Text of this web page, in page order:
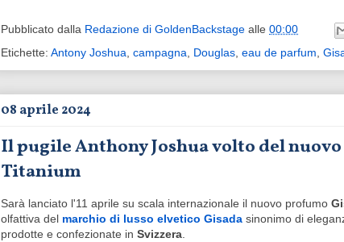
Pubblicato dalla Redazione di GoldenBackstage alle 00:00
Etichette: Antony Joshua, campagna, Douglas, eau de parfum,
08 aprile 2024
Il pugile Anthony Joshua volto del
Titanium
Sarà lanciato l'11 aprile su scala internazionale il nuovo profumo
olfattiva del marchio di lusso elvetico Gisada sinonimo di
prodotte e confezionate in Svizzera.